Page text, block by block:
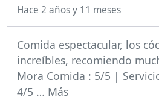
Hace 2 años y 11 meses
Comida espectacular, los
increíbles, recomiendo
Mora Comida : 5/5 |
4/5 … Más